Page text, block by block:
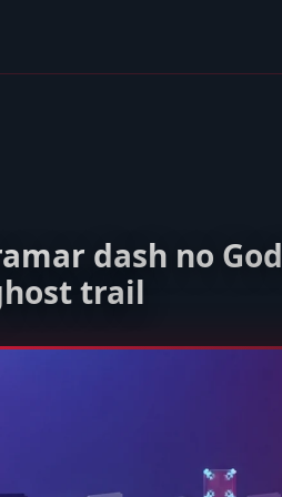
dash no
trail